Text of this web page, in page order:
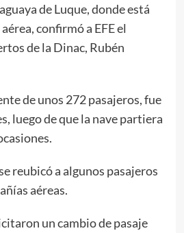
de Luque, donde está
confirmó a EFE el
de la Dinac, Rubén
de unos 272 pasajeros, fue
luego de que la nave partiera
reubicó a algunos pasajeros
aéreas.
un cambio de pasaje